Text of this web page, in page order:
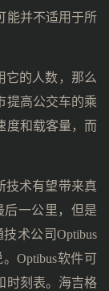
能并不适用于所
它的人数，那么
提高公交车的乘
度和载客量，而
技术有望带来真
后一公里，但是
术公司Optibus
Optibus软件可
时刻表。海吉格